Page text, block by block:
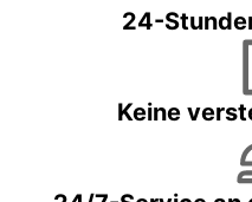
24-
Keine